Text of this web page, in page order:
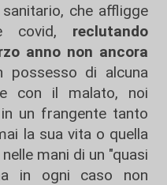
che affligge
covid, reclutando
anno non ancora
possesso di alcuna
con il malato, noi
un frangente tanto
la sua vita o quella
mani di un "quasi
in ogni caso non